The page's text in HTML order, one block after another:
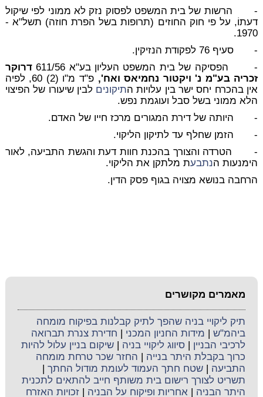
- הרשות של בית המשפט לפסוק נזק לא ממוני לפי שיקול
דעתוֹ, על פי חוק החוזים (תרופות בשל הפרת חוזה) תשל"א -
1970.
- סעיף 76 לפקודת הנזיקין.
- הפסיקה של בית המשפט העליון בע"א 611/56
דרוקר
זכריה בע"מ נ' ויקטור נחמיאס ואח',
פ"ד מ"ו (2) 60, לפיה
אין בהכרח יחס ישר בין עלויות התיקונים לבין שיעורו של הפיצוי
הלא ממוני בשל סבל ועוגמת נפש.
- היותה של דירת המגורים מרכז חייו של האדם.
- הזמן שחלף עד לתיקון הליקוי.
- הטרדה והצורך בהכנת חוות דעת והגשת התביעה, לאור
הימנעות הנתבעת מלתקן את הליקוי.
הרחבה בנושא מצויה בגוף פסק הדין.
מאמרים מקושרים
תיק ליקויי בניה שהפך לתיק קבלנות בפיקוח מומחה
ביהמ"ש
מידות החניון המכני
חדירת צנרת תברואה
לרכיבי הבניין |סיווג ליקויי בניה |שיקום בניין עלול להיות
כרוך בקבלת היתר בנייה
החזר שכר טרחת מומחה
התביעה |שטח חתך העמוד לעומת מודול החתך
תשריט לצורך רישום בית משותף חייב להתאים לתכנית
היתר הבניה |אחריות ופיקוח על הבניה |זכויות האזרח